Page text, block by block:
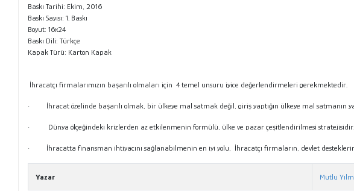
Baskı Tarihi: Ekim, 2016
Baskı Sayısı: 1. Baskı
Boyut: 16x24
Baskı Dili: Türkçe
Kapak Türü: Karton Kapak
İhracatçı firmalarımızın başarılı olmaları için 4 temel unsuru iyice değerlendirmeleri gerekmektedir.
· İhracat özelinde başarılı olmak, bir ülkeye mal satmak değil, giriş yaptığın ülkeye mal satmanın
· Dünya ölçeğindeki krizlerden az etkilenmenin formülü, ülke ve pazar çeşitlendirilmesi stratejisidir.
· İhracatta finansman ihtiyacını sağlanabilmenin en iyi yolu, İhracatçı firmaların, devlet desteklerine
Yazar Mutlu